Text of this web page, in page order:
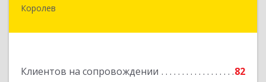
Королев
Клиентов на сопровождении 82
Подробнее